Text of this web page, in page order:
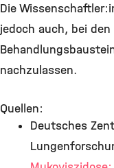
Die
jedoch auch, bei den
nachzulassen.
Quellen:
Deutsches